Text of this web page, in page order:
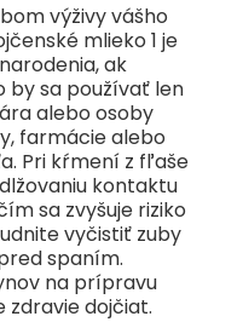
výživy vášho
mlieko 1 je
ak
by sa používať len
alebo osoby
farmácie alebo
Pri kŕmení z fľaše
kontaktu
sa zvyšuje riziko
vyčistiť zuby
spaním.
na prípravu
zdravie dojčiat.